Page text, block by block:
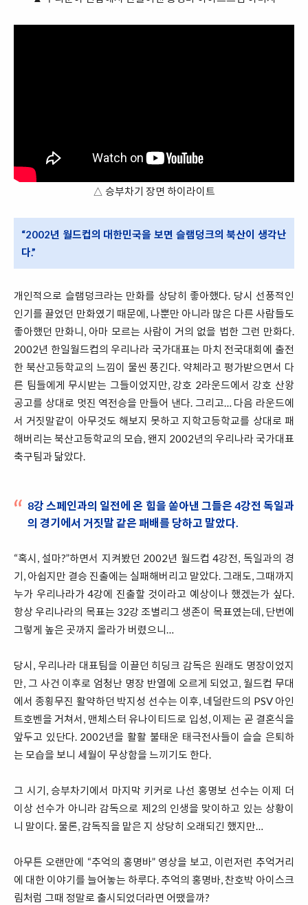
△ 승부차기 장면 하이라이트
“2002년 월드컵의 대한민국을 보면 슬램덩크의 북산이 생각난
다.”
개인적으로 슬램덩크라는 만화를 상당히 좋아했다. 당시 선풍적인
인기를 끌었던 만화였기 때문에, 나뿐만 아니라 많은 다른 사람들도
좋아했던 만화니, 아마 모르는 사람이 거의 없을 법한 그런 만화다.
2002년 한일월드컵의 우리나라 국가대표는 마치 전국대회에 출전
한 북산고등학교의 느낌이 물씬 풍긴다. 약체라고 평가받으면서 다
른 팀들에게 무시받는 그들이었지만, 강호 2라운드에서 강호 산왕
공고를 상대로 멋진 역전승을 만들어 낸다. 그리고… 다음 라운드에
서 거짓말같이 아무것도 해보지 못하고 지학고등학교를 상대로 패
해버리는 북산고등학교의 모습, 왠지 2002년의 우리나라 국가대표
축구팀과 닮았다.
8강 스페인과의 일전에 온 힘을 쏟아낸 그들은 4강전 독일과
의 경기에서 거짓말 같은 패배를 당하고 말았다.
“혹시, 설마?”하면서 지켜봤던 2002년 월드컵 4강전, 독일과의 경
기, 아쉽지만 결승 진출에는 실패해버리고 말았다. 그래도, 그때까지
누가 우리나라가 4강에 진출할 것이라고 예상이나 했겠는가 싶다.
항상 우리나라의 목표는 32강 조별리그 생존이 목표였는데, 단번에
그렇게 높은 곳까지 올라가 버렸으니…
당시, 우리나라 대표팀을 이끌던 히딩크 감독은 원래도 명장이었지
만, 그 사건 이후로 엄청난 명장 반열에 오르게 되었고, 월드컵 무대
에서 종횡무진 활약하던 박지성 선수는 이후, 네덜란드의 PSV 아인
트호벤을 거쳐서, 맨체스터 유나이티드로 입성, 이제는 곧 결혼식을
앞두고 있단다. 2002년을 활활 불태운 태극전사들이 슬슬 은퇴하
는 모습을 보니 세월이 무상함을 느끼기도 한다.
그 시기, 승부차기에서 마지막 키커로 나선 홍명보 선수는 이제 더
이상 선수가 아니라 감독으로 제2의 인생을 맞이하고 있는 상황이
니 말이다. 물론, 감독직을 맡은 지 상당히 오래되긴 했지만…
아무튼 오랜만에 “추억의 홍명바” 영상을 보고, 이런저런 추억거리
에 대한 이야기를 늘어놓는 하루다. 추억의 홍명바, 찬호박 아이스크
림처럼 그때 정말로 출시되었더라면 어땠을까?